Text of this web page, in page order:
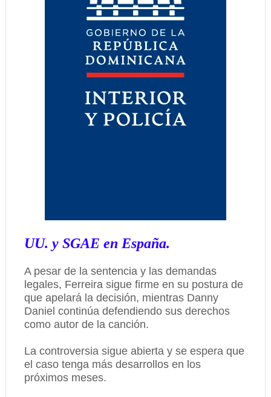
UU. y SGAE en España.
A pesar de la sentencia y las demandas
legales, Ferreira sigue firme en su postura de
que apelará la decisión, mientras Danny
Daniel continúa defendiendo sus derechos
como autor de la canción.
La controversia sigue abierta y se espera que
el caso tenga más desarrollos en los
próximos meses.